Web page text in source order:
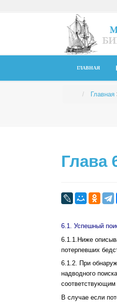
ГЛАВНАЯ
Главная
Глава
6.1. Успешный
6.1.1.Ниже
потерпевших
6.1.2. При
надводного
соответствующим
В случае если